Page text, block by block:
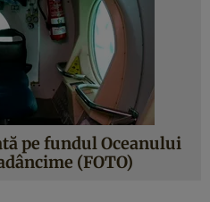
pe fundul Oceanului
(FOTO)